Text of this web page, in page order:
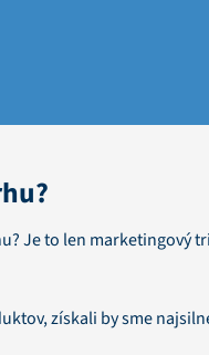
Je to len marketingový
získali by sme